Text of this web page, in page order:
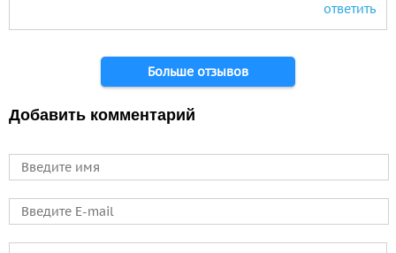
ответить
Больше отзывов
Добавить комментарий
Имя
E-mail